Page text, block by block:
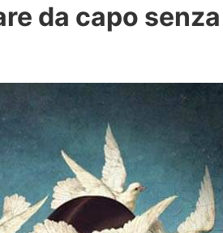
da capo